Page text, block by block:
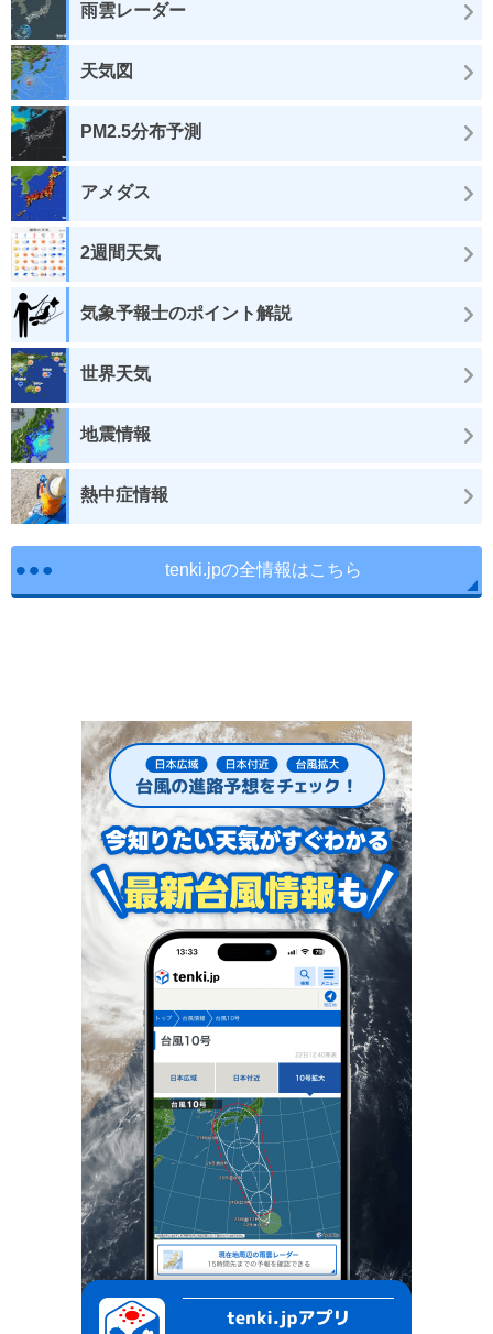
雨雲レーダー
天気図
PM2.5分布予測
アメダス
2週間天気
気象予報士のポイント解説
世界天気
地震情報
熱中症情報
tenki.jpの全情報はこちら